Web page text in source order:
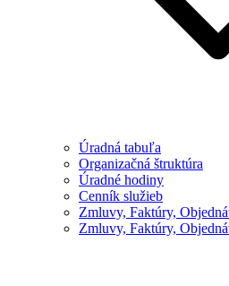
Úradná tabuľa
Organizačná štruktúra
Úradné hodiny
Cenník služieb
Zmluvy, Faktúry,
Zmluvy, Faktúry,